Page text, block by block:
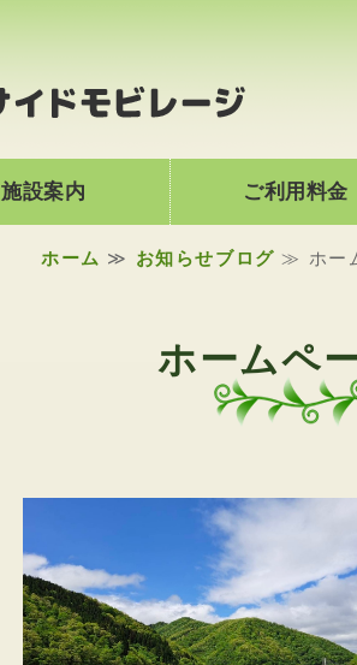
施設案内 ご利用料金
ホーム ≫ お知らせブログ ≫ ホー
ホームペ